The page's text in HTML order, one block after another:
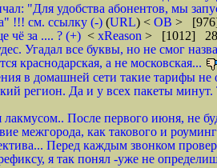
"Для удобства абонентов, мы
!!! см. ссылку (-) (URL) < ОВ >
чё за .... ? (+) < xReason > [1012]
Угадал все буквы, но не смог
краснодарская, а не московская...
в домашней сети такие тарифы не
регион. Да и у всех пакеты
лакмусом.. После первого июня, не
межгорода, как такового и
Перед каждым звонком
я так понял -уже не